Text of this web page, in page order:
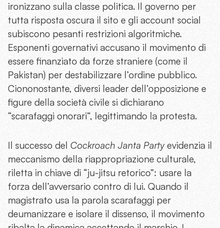
ironizzano sulla classe politica. Il governo per
tutta risposta oscura il sito e gli account social
subiscono pesanti restrizioni algoritmiche.
Esponenti governativi accusano il movimento di
essere finanziato da forze straniere (come il
Pakistan) per destabilizzare l’ordine pubblico.
Ciononostante, diversi leader dell’opposizione e
figure della società civile si dichiarano
“scarafaggi onorari”, legittimando la protesta.
Il successo del Cockroach Janta Partyevidenzia il
meccanismo della riappropriazione culturale,
riletta in chiave di “ju-jitsu retorico”: usare la
forza dell’avversario contro di lui. Quando il
magistrato usa la parola scarafaggi per
deumanizzare e isolare il dissenso, il movimento